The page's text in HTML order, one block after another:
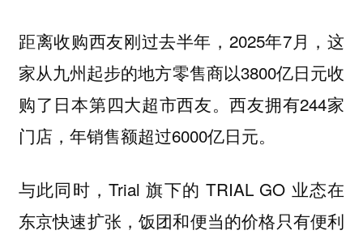
距离收购西友刚过去半年，2025年7月，这
家从九州起步的地方零售商以3800亿日元收
购了日本第四大超市西友。西友拥有244家
门店，年销售额超过6000亿日元。
与此同时，Trial 旗下的 TRIAL GO 业态在
东京快速扩张，饭团和便当的价格只有便利